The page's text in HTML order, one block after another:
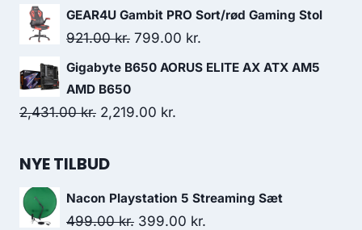
price
was:
price
GEAR4U Gambit PRO Sort/rød Gaming Stol
921.00kr. Original
price
921.00 kr..
799.00 kr.
price
Gigabyte B650 AORUS ELITE AX ATX AM5
AMD B650
2,431.00kr. Original
was:
2,219.00 kr.
NYE TILBUD
Nacon Playstation 5 Streaming Sæt
499.00kr. Original
399.00 kr.